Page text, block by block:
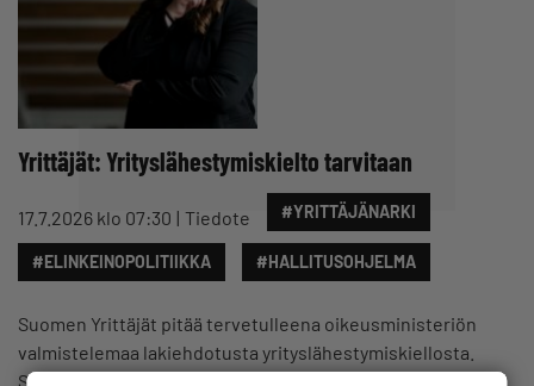
Yrittäjät: Yrityslähestymiskielto tarvitaan
17.7.2026 klo 07:30 Tiedote #YRITTÄJÄNARKI
#ELINKEINOPOLITIIKKA #HALLITUSOHJELMA
Suomen Yrittäjät pitää tervetulleena oikeusministeriön
valmistelemaa lakiehdotusta yrityslähestymiskiellosta.
Siinä Suomessa otettaisiin käyttöön tuomioistuimen